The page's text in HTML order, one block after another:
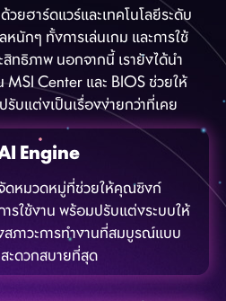
ยฮาร์ดแวร์และเทคโนโลยีระดับ
นักๆ ทั้งการเล่นเกม และการใช้
ทธิภาพ นอกจากนี้ เรายังได้นำ
MSI Center และ BIOS ช่วยให้
บแต่งเป็นเรื่องง่ายกว่าที่เคย
Engine
ดหมวดหมู่ที่ช่วยให้คุณซิงก์
รใช้งาน พร้อมปรับแต่งระบบให้
ภาวะการทำงานที่สมบูรณ์แบบ
ะดวกสบายที่สุด